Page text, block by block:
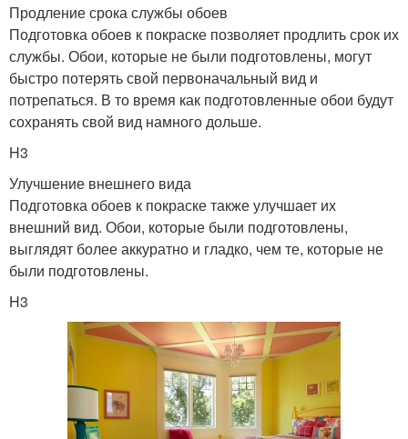
Продление срока службы обоев
Подготовка обоев к покраске позволяет продлить срок их
службы. Обои, которые не были подготовлены, могут
быстро потерять свой первоначальный вид и
потрепаться. В то время как подготовленные обои будут
сохранять свой вид намного дольше.
H3
Улучшение внешнего вида
Подготовка обоев к покраске также улучшает их
внешний вид. Обои, которые были подготовлены,
выглядят более аккуратно и гладко, чем те, которые не
были подготовлены.
H3